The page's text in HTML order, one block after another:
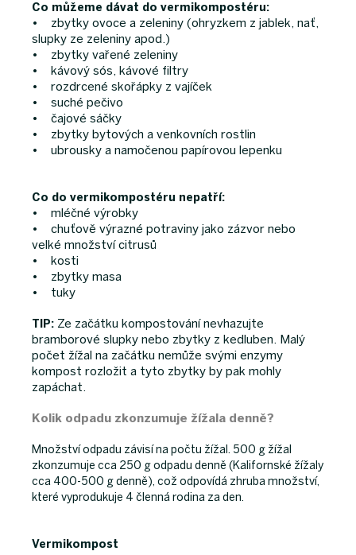
Co můžeme dávat do vermikompostéru:
• zbytky ovoce a zeleniny (ohryzkem z jablek, nať,
slupky ze zeleniny apod.)
• zbytky vařené zeleniny
• kávový sós, kávové filtry
• rozdrcené skořápky z vajíček
• suché pečivo
• čajové sáčky
• zbytky bytových a venkovních rostlin
• ubrousky a namočenou papírovou lepenku
Co do vermikompostéru nepatří:
• mléčné výrobky
• chuťově výrazné potraviny jako zázvor nebo
velké množství citrusů
• kosti
• zbytky masa
• tuky
TIP: Ze začátku kompostování nevhazujte
bramborové slupky nebo zbytky z kedluben. Malý
počet žížal na začátku nemůže svými enzymy
kompost rozložit a tyto zbytky by pak mohly
zapáchat.
Kolik odpadu zkonzumuje žížala denně?
Množství odpadu závisí na počtu žížal. 500 g žížal
zkonzumuje cca 250 g odpadu denně (Kalifornské žížaly
cca 400-500 g denně), což odpovídá zhruba množství,
které vyprodukuje 4 členná rodina za den.
Vermikompost